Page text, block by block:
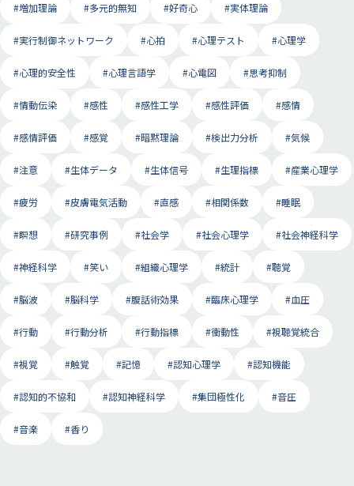
#増加理論 #多元的無知 #好奇心 #実体理論
#実行制御ネットワーク #心拍 #心理テスト #心理学
#心理的安全性 #心理言語学 #心電図 #思考抑制
#情動伝染 #感性 #感性工学 #感性評価 #感情
#感情評価 #感覚 #暗黙理論 #検出力分析 #気候
#注意 #生体データ #生体信号 #生理指標 #産業心理学
#疲労 #皮膚電気活動 #直感 #相関係数 #睡眠
#瞑想 #研究事例 #社会学 #社会心理学 #社会神経科学
#神経科学 #笑い #組織心理学 #統計 #聴覚
#脳波 #脳科学 #腹話術効果 #臨床心理学 #血圧
#行動 #行動分析 #行動指標 #衝動性 #視聴覚統合
#視覚 #触覚 #記憶 #認知心理学 #認知機能
#認知的不協和 #認知神経科学 #集団極性化 #音圧
#音楽 #香り